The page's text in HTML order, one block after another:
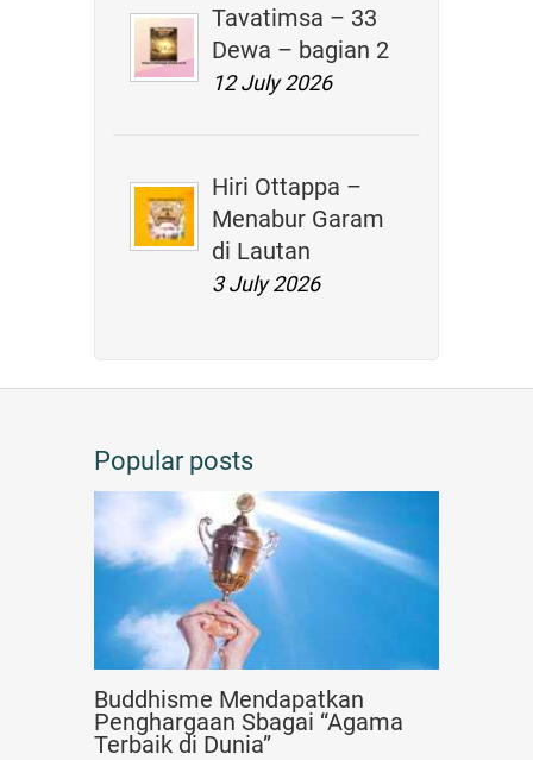
Tavatimsa – 33
Dewa – bagian 2
12 July 2026
Hiri Ottappa –
Menabur Garam
di Lautan
3 July 2026
Popular posts
Buddhisme Mendapatkan
Penghargaan Sbagai “Agama
Terbaik di Dunia”